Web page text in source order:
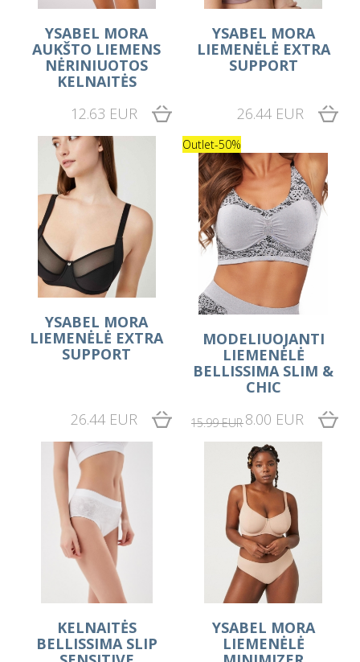
YSABEL MORA
AUKŠTO LIEMENS
NĖRINIUOTOS
KELNAITĖS
12.63 EUR
YSABEL MORA
LIEMENĖLĖ EXTRA
SUPPORT
26.44 EUR
YSABEL MORA
LIEMENĖLĖ EXTRA
SUPPORT
26.44 EUR
Outlet-50%
MODELIUOJANTI
LIEMENĖLĖ
BELLISSIMA SLIM &
CHIC
15.99 EUR8.00 EUR
KELNAITĖS
BELLISSIMA SLIP
YSABEL MORA
LIEMENĖLĖ